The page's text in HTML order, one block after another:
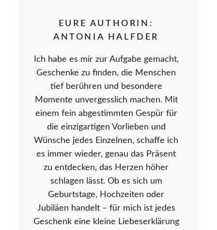
EURE AUTHORIN:
ANTONIA HALFDER
Ich habe es mir zur Aufgabe gemacht,
Geschenke zu finden, die Menschen
tief berühren und besondere
Momente unvergesslich machen. Mit
einem fein abgestimmten Gespür für
die einzigartigen Vorlieben und
Wünsche jedes Einzelnen, schaffe ich
es immer wieder, genau das Präsent
zu entdecken, das Herzen höher
schlagen lässt. Ob es sich um
Geburtstage, Hochzeiten oder
Jubiläen handelt – für mich ist jedes
Geschenk eine kleine Liebeserklärung